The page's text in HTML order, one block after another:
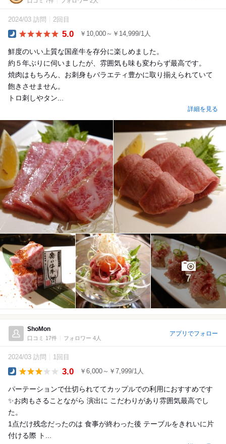
2024/03 訪問 2回目
5.0 ￥10,000～￥14,999/1人
鮮度のいい上質な国産牛を存分に楽しめました。
約５年ぶりに伺いましたが、雰囲気も味も変わらず最高です。
焼肉はもちろん、お刺身もバラエティ豊かに取り揃えられていて
飽きさせません。
トロ刺しやタン...
詳細を見る
7
ShoMon
口コミ 17件 フォロワー 4人
アプリでフォロー
2024/03 訪問 1回目
3.0 ￥6,000～￥7,999/1人
パーテーションで仕切られててカップルでの利用におすすめです
✨お肉もさることながら 演出に こだわりがあり雰囲気最高でし
た。
1点だけ残念だったのは 食事が終わった後 テーブルをきれいに片
付ける際 ト...